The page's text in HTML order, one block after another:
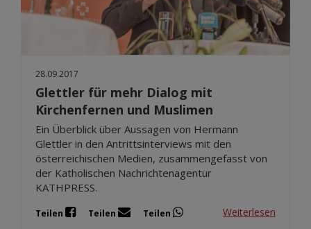
28.09.2017
Glettler für mehr Dialog mit
Kirchenfernen und Muslimen
Ein Überblick über Aussagen von Hermann
Glettler in den Antrittsinterviews mit den
österreichischen Medien, zusammengefasst von
der Katholischen Nachrichtenagentur
KATHPRESS.
Teilen Teilen Teilen Weiterlesen